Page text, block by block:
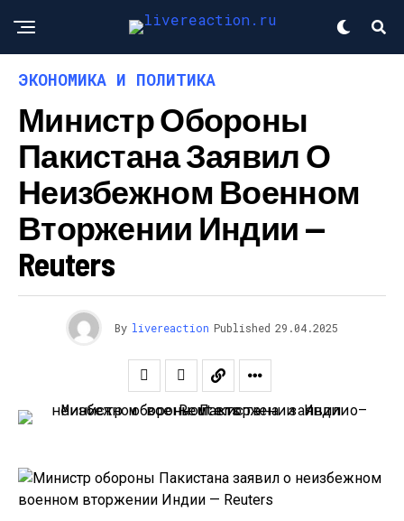
ЭКОНОМИКА И ПОЛИТИКА
Министр Обороны
Пакистана Заявил О
Неизбежном Военном
Вторжении Индии —
Reuters
By livereaction Published 29.04.2025